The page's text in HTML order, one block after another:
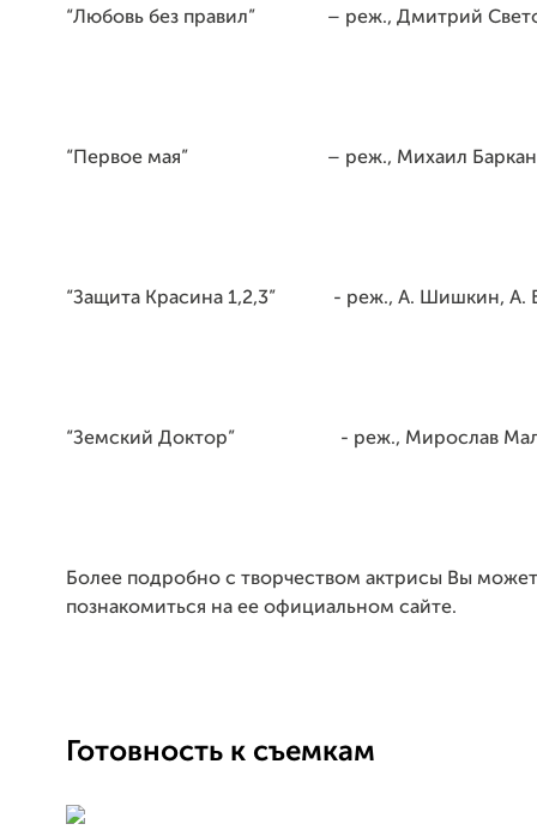
“Любовь без правил” – реж., Дмитрий
“Первое мая” – реж., Михаил Баркан
“Защита Красина 1,2,3” - реж., А. Шишкин, А.
“Земский Доктор” - реж., Мирослав
Более подробно с творчеством актрисы Вы
познакомиться на ее официальном сайте.
Готовность к съемкам